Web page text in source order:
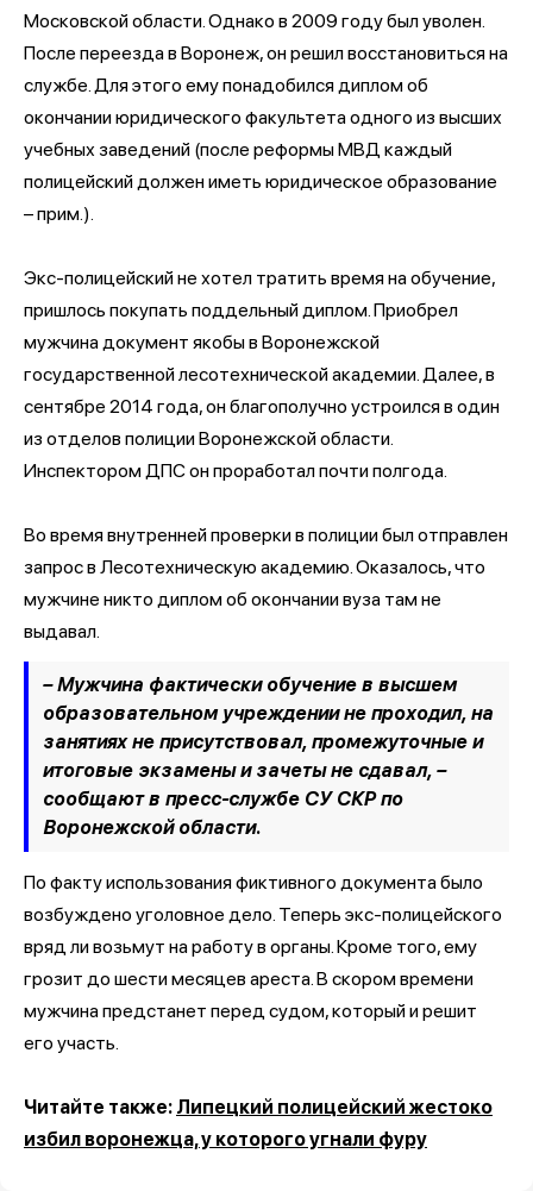
Московской области. Однако в 2009 году был уволен.
После переезда в Воронеж, он решил восстановиться на
службе. Для этого ему понадобился диплом об
окончании юридического факультета одного из высших
учебных заведений (после реформы МВД каждый
полицейский должен иметь юридическое образование
– прим.).
Экс-полицейский не хотел тратить время на обучение,
пришлось покупать поддельный диплом. Приобрел
мужчина документ якобы в Воронежской
государственной лесотехнической академии. Далее, в
сентябре 2014 года, он благополучно устроился в один
из отделов полиции Воронежской области.
Инспектором ДПС он проработал почти полгода.
Во время внутренней проверки в полиции был отправлен
запрос в Лесотехническую академию. Оказалось, что
мужчине никто диплом об окончании вуза там не
выдавал.
– Мужчина фактически обучение в высшем
образовательном учреждении не проходил, на
занятиях не присутствовал, промежуточные и
итоговые экзамены и зачеты не сдавал, –
сообщают в пресс-службе СУ СКР по
Воронежской области.
По факту использования фиктивного документа было
возбуждено уголовное дело. Теперь экс-полицейского
вряд ли возьмут на работу в органы. Кроме того, ему
грозит до шести месяцев ареста. В скором времени
мужчина предстанет перед судом, который и решит
его участь.
Читайте также: Липецкий полицейский жестоко
избил воронежца, у которого угнали фуру